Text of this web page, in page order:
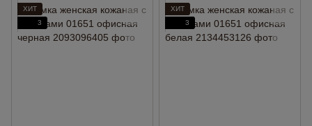
ХИТ
3
ХИТ
3